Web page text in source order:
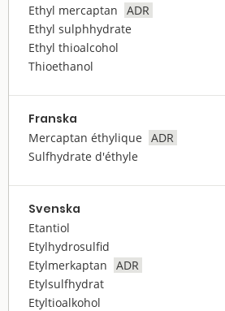
Ethyl mercaptan
ADR
Ethyl sulphhydrate
Ethyl thioalcohol
Thioethanol
Franska
Mercaptan éthylique
ADR
Sulfhydrate d'éthyle
Svenska
Etantiol
Etylhydrosulfid
Etylmerkaptan
ADR
Etylsulfhydrat
Etyltioalkohol